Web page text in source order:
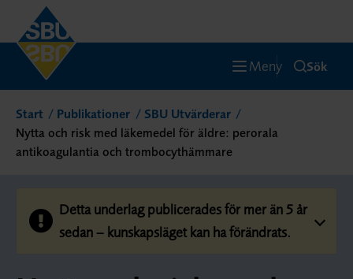
Meny Sök
Start Publikationer
SBU Utvärderar
Nytta och risk med läkemedel för äldre: perorala
antikoagulantia och trombocythämmare
Detta underlag publicerades för mer än 5 år
sedan – kunskapsläget kan ha förändrats.